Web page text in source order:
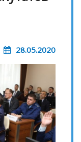
28.05.2020